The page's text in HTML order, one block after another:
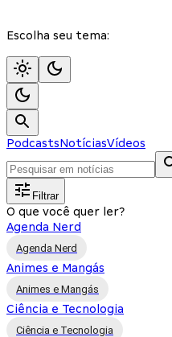
Escolha seu tema:
PodcastsNotíciasVídeos
Filtrar
O que você quer ler?
Agenda Nerd
Agenda Nerd
Animes e Mangás
Animes e Mangás
Ciência e Tecnologia
Ciência e Tecnologia